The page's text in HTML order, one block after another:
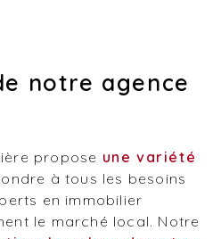
notre agence
propose une variété
à tous les besoins
en immobilier
le marché local. Notre